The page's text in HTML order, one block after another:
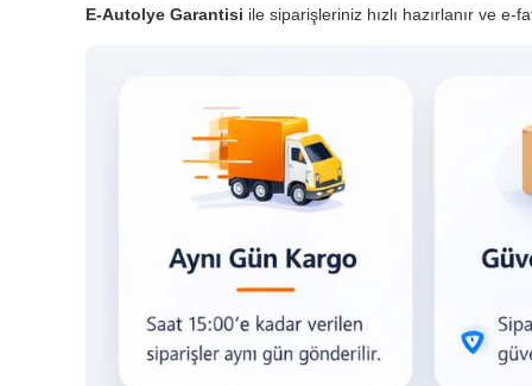
E-Autolye Garantisi ile siparişleriniz hızlı hazırlanır ve e-